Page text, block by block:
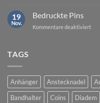
19
Nov.
Bedruckte Pins
Kommentare deaktiviertfür
TAGS
Anhänger Anstecknadel
Bandhalter
Coins Diadem